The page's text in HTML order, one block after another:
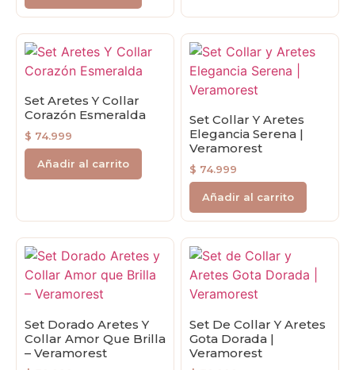
Set Aretes Y Collar
Corazón Esmeralda
$ 74.999
Añadir al carrito
Set Collar Y Aretes
Elegancia Serena |
Veramorest
$ 74.999
Añadir al carrito
Set Dorado Aretes Y
Collar Amor Que Brilla
– Veramorest
Set De Collar Y Aretes
Gota Dorada |
Veramorest